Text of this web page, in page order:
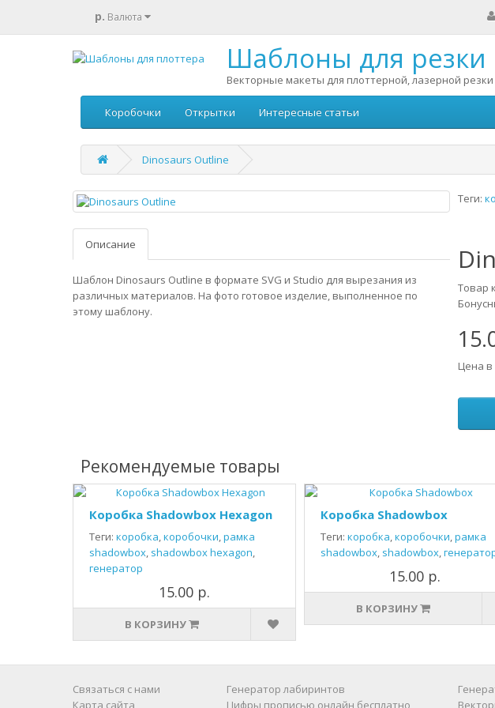
р. Валюта
Шаблоны для резки
Векторные макеты для плоттерной, лазерной резки
Коробочки Открытки Интересные статьи
Dinosaurs Outline
Описание
Шаблон Dinosaurs Outline в формате SVG и Studio для вырезания из
различных материалов. На фото готовое изделие, выполненное по
этому шаблону.
Теги:
Товар
Цена в
Рекомендуемые товары
Коробка Shadowbox Hexagon
Теги: коробка,коробочки,рамка
shadowbox, shadowbox hexagon,
генератор
15.00 р.
В КОРЗИНУ
Коробка Shadowbox
Теги: коробка,коробочки,рамка
shadowbox, shadowbox,
15.00 р.
В КОРЗИНУ
Связаться с нами
Карта сайта
Генератор лабиринтов
Цифры прописью онлайн бесплатно